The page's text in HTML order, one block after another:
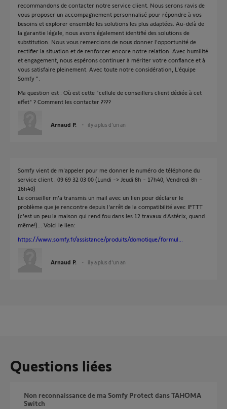
recommandons de contacter notre service client. Nous serons ravis de
vous proposer un accompagnement personnalisé pour répondre à vos
besoins et explorer ensemble les solutions les plus adaptées. Au-delà de
la garantie légale, nous avons également identifié des solutions de
substitution. Nous vous remercions de nous donner l'opportunité de
rectifier la situation et de renforcer encore notre relation. Avec humilité
et engagement, nous espérons continuer à mériter votre confiance et à
vous satisfaire pleinement. Avec toute notre considération, L'équipe
Somfy ".
Ma question est : Où est cette "cellule de conseillers client dédiée à cet
effet" ? Comment les contacter ????
Arnaud P. il y a plus d'un an
Somfy vient de m'appeler pour me donner le numéro de téléphone du
service client : 09 69 32 03 00 (Lundi -> Jeudi 8h - 17h40, Vendredi 8h -
16h40)
Le conseiller m'a transmis un mail avec un lien pour déclarer le
problème que je rencontre depuis l'arrêt de la compatibilité avec IFTTT
(c'est un peu la maison qui rend fou dans les 12 travaux d'Astérix, quand
même!)... Voici le lien:
https://www.somfy.fr/assistance/produits/domotique/formul...
Arnaud P. il y a plus d'un an
Questions liées
Non reconnaissance de ma Somfy Protect dans TAHOMA
Switch